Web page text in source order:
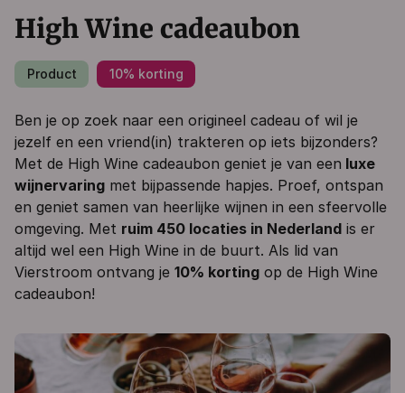
High Wine cadeaubon
Product 10% korting
Ben je op zoek naar een origineel cadeau of wil je
jezelf en een vriend(in) trakteren op iets bijzonders?
Met de High Wine cadeaubon geniet je van een luxe
wijnervaring met bijpassende hapjes. Proef, ontspan
en geniet samen van heerlijke wijnen in een sfeervolle
omgeving. Met ruim 450 locaties in Nederland is er
altijd wel een High Wine in de buurt. Als lid van
Vierstroom ontvang je 10% korting op de High Wine
cadeaubon!